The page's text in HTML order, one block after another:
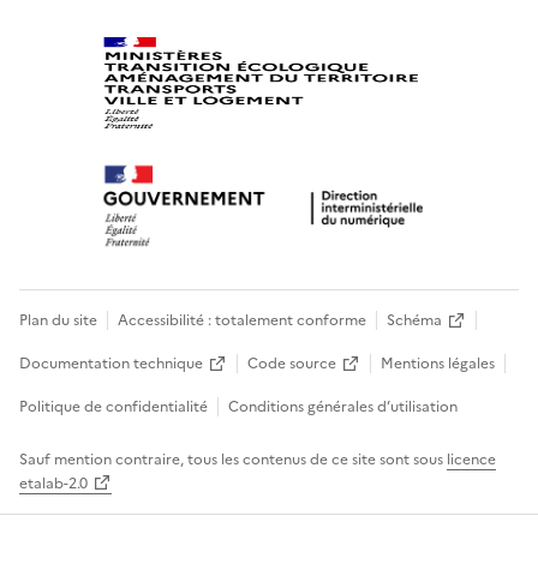
Plan du site Accessibilité : totalement conforme
Schéma
Documentation technique
Code source
Mentions légales
Politique de confidentialité
Conditions générales d’utilisation
Sauf mention contraire, tous les contenus de ce site sont sous licence
etalab-2.0